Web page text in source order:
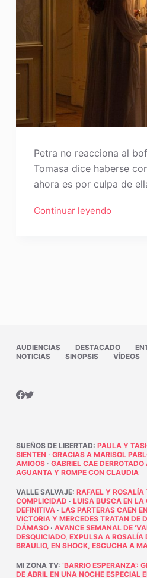
Petra no reacciona al
Tomasa dice haberse
ahora es por culpa de
Continuar leyendo
AUDIENCIAS DESTACADO
NOTICIAS
SINOPSIS VÍDEOS
SUEÑOS DE LIBERTAD: PAULA Y
SIENTEN · GRACIAS A MARISOL
AMIGOS· GABRIEL CAE
AGUANTA Y ROMPE CON CLAUDIA
VALLE SALVAJE: RAFAEL Y ROSALÍA
COMPLICIDAD · LUISA BUSCA EN
DEFINITIVA· LAS PARTERAS CAEN
VICTORIA Y MERCEDES TRATAN DE
DÁMASO· AVANCE SEMANAL DE
DESQUICIADO, EXPULSA A ROSALÍA
BRAULIO, EN SHOCK, ESCUCHA A
MI ZONA TV: ‘BARRIO ESPERANZA’:
DE ABRIL EN UNA NOCHE ESPECIAL